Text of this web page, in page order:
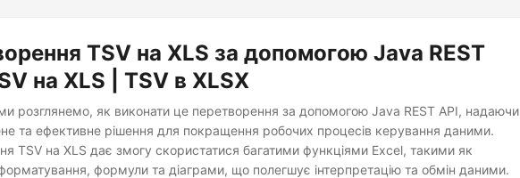
TSV на XLS за допомогою Java REST
на XLS | TSV в XLSX
ми розглянемо, як виконати це перетворення за допомогою Java REST API, надаючи
та ефективне рішення для покращення робочих процесів керування даними.
TSV на XLS дає змогу скористатися багатими функціями Excel, такими як
формули та діаграми, що полегшує інтерпретацію та обмін даними.